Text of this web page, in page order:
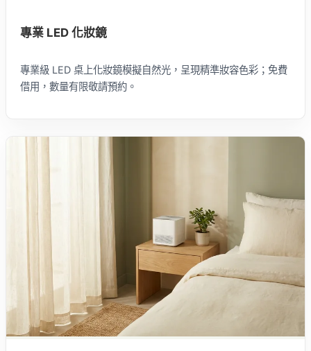
專業 LED 化妝鏡
專業級 LED 桌上化妝鏡模擬自然光，呈現精準妝容色彩；免費
借用，數量有限敬請預約。